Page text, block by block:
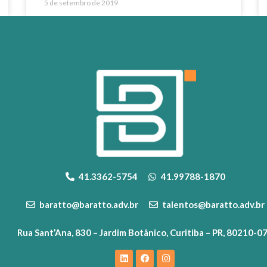
5 de setembro de 2019
41.3362-5754 41.99788-1870
baratto@baratto.adv.br talentos@baratto.adv.br
Rua Sant’Ana, 830 – Jardim Botânico, Curitiba – PR, 80210-